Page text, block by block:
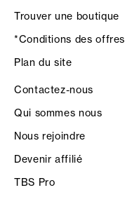
Trouver une boutique
*Conditions des offres
Plan du site
Contactez-nous
Qui sommes nous
Nous rejoindre
Devenir affilié
TBS Pro